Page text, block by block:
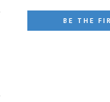
BE THE